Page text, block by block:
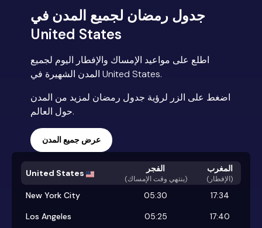
جدول رمضان لجميع المدن في
United States
اطلع على مواعيد الإمساك والإفطار اليوم لجميع
المدن الشهيرة في United States.
اضغط على الزر لرؤية جدول رمضان لمزيد من المدن
حول العالم.
عرض جميع المدن
United States الفجر
(ينتهي وقت الإمساك)
المغرب
(الإفطار)
New York City 05:30
17:34
Los Angeles
05:25
17:40